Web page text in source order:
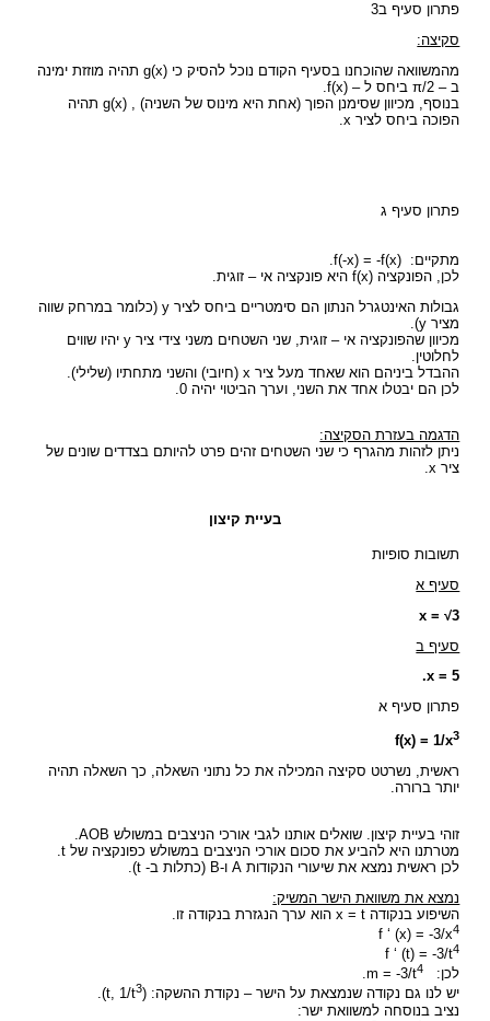
פתרון סעיף ב3
סקיצה:
מהמשוואה שהוכחנו בסעיף הקודם נוכל להסיק כי (g(x תהיה מוזזת ימינה
ב – π/2 ביחס ל – (f(x.
בנוסף, מכיוון שסימנן הפוך (אחת היא מינוס של השניה) , (g(x תהיה
הפוכה ביחס לציר x.
פתרון סעיף ג
מתקיים: (f(-x) = -f(x.
לכן, הפונקציה (f(x היא פונקציה אי – זוגית.
גבולות האינטגרל הנתון הם סימטריים ביחס לציר y (כלומר במרחק שווה
מציר y).
מכיוון שהפונקציה אי – זוגית, שני השטחים משני צידי ציר y יהיו שווים
לחלוטין.
ההבדל ביניהם הוא שאחד מעל ציר x (חיובי) והשני מתחתיו (שלילי).
לכן הם יבטלו אחד את השני, וערך הביטוי יהיה 0.
הדגמה בעזרת הסקיצה:
ניתן לזהות מהגרף כי שני השטחים זהים פרט להיותם בצדדים שונים של
ציר x.
בעיית קיצון
תשובות סופיות
סעיף א
x = √3
סעיף ב
x = 5.
פתרון סעיף א
f(x) = 1/x3
ראשית, נשרטט סקיצה המכילה את כל נתוני השאלה, כך השאלה תהיה
יותר ברורה.
זוהי בעיית קיצון. שואלים אותנו לגבי אורכי הניצבים במשולש AOB.
מטרתנו היא להביע את סכום אורכי הניצבים במשולש כפונקציה של t.
לכן ראשית נמצא את שיעורי הנקודות A ו-B (כתלות ב- t).
נמצא את משוואת הישר המשיק:
השיפוע בנקודה x = t הוא ערך הנגזרת בנקודה זו.
f ‘ (x) = -3/x4
f ‘ (t) = -3/t4
לכן: m = -3/t 4
.
יש לנו גם נקודה שנמצאת על הישר – נקודת ההשקה: (t, 1/t3
).
נציב בנוסחה למשוואת ישר: